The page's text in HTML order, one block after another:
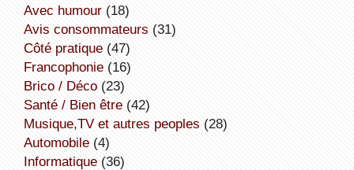
avec humour(18)
avis consommateurs (31)
côté pratique(47)
Francophonie(16)
Brico / Déco(23)
Santé / Bien être(42)
Musique,TV et autres peoples (28)
Automobile(4)
informatique(36)